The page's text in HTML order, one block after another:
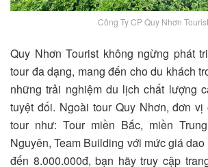
Công Ty CP Quy Nhơn Tourist
Quy Nhơn Tourist không ngừng phát
tour đa dạng, mang đến cho du khách
những trải nghiệm du lịch chất lượng
tuyệt đối. Ngoài tour Quy Nhơn, đơn
tour như: Tour miền Bắc, miền
Nguyên, Team Building với mức giá
đến 8.000.000đ, bạn hãy truy cập